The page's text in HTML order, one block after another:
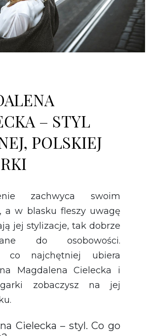
– STYL
POLSKIEJ
zachwyca swoim
a w blasku fleszy uwagę
jej stylizacje, tak dobrze
do osobowości.
co najchętniej ubiera
Magdalena Cielecka i
zobaczysz na jej
Cielecka – styl. Co go